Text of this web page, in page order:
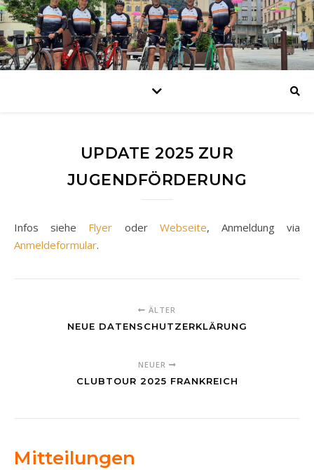
UPDATE 2025 ZUR
JUGENDFÖRDERUNG
Infos siehe Flyer oder Webseite, Anmeldung via
Anmeldeformular.
ÄLTER
NEUE DATENSCHUTZERKLÄRUNG
NEUER
CLUBTOUR 2025 FRANKREICH
Mitteilungen